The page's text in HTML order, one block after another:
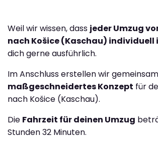
Weil wir wissen, dass jeder Umzug
nach Košice (Kaschau) individuell
dich gerne ausführlich.
Im Anschluss erstellen wir
maßgeschneidertes Konzept für
nach Košice (Kaschau).
Die Fahrzeit für deinen Umzug
Stunden 32 Minuten.